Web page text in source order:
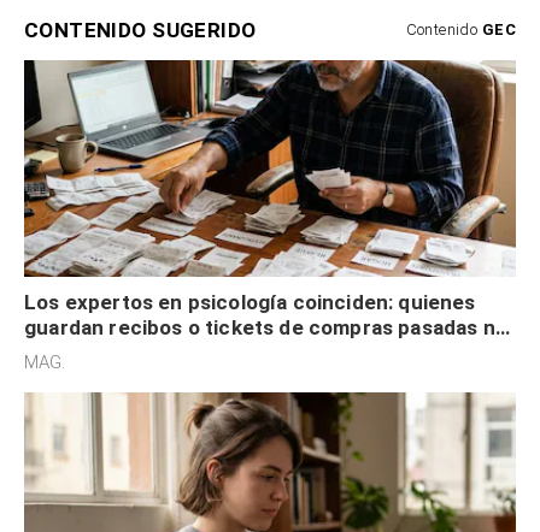
CONTENIDO SUGERIDO Contenido GEC
Los expertos en psicología coinciden: quienes
guardan recibos o tickets de compras pasadas no
son acumuladores, sino que tienen necesidad de
MAG.